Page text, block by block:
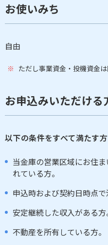
お使いみち
自由
ただし事業資金・投機資金は
お申込みいただける
以下の条件をすべて満たす方
当金庫の営業区域にお住
れている方。
申込時および契約日時点で
安定継続した収入がある方
不動産を所有している方。